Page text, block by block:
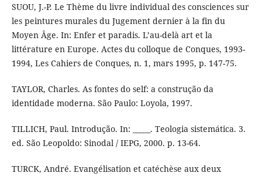
SUOU, J.-P. Le Thème du livre individual des consciences sur
les peintures murales du Jugement dernier à la fin du
Moyen Âge. In: Enfer et paradis. L’au-delà art et la
littérature en Europe. Actes du colloque de Conques, 1993-
1994, Les Cahiers de Conques, n. 1, mars 1995, p. 147-75.
TAYLOR, Charles. As fontes do self: a construção da
identidade moderna. São Paulo: Loyola, 1997.
TILLICH, Paul. Introdução. In: _____. Teologia sistemática. 3.
ed. São Leopoldo: Sinodal / IEPG, 2000. p. 13-64.
TURCK, André. Evangélisation et catéchèse aux deux